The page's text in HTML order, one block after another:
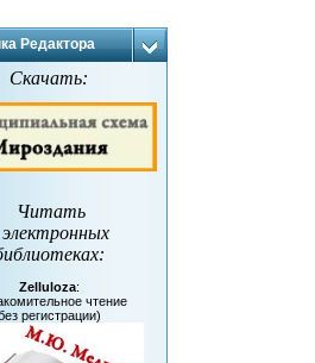
Редактора
Скачать:
Читать
электронных
:
Zelluloza:
чтение
регистрации)